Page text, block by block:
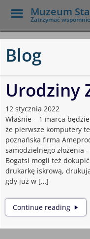
Skip
main
Muzeum
Zatrzymać
Toggle
Menu
Blog
Urodziny
12 stycznia 2022
Właśnie – 1 marca
że pierwsze komputery
poznańska firma
samodzielnego złożenia
Bogatsi mogli też
drukarkę iskrową,
gdy już w […]
Continue readingZX81